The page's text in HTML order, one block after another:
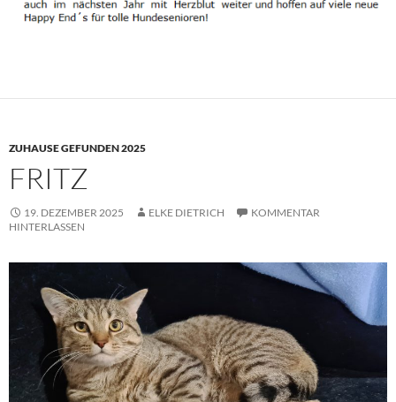
ZUHAUSE GEFUNDEN 2025
FRITZ
19. DEZEMBER 2025 ELKE DIETRICH
KOMMENTAR
HINTERLASSEN